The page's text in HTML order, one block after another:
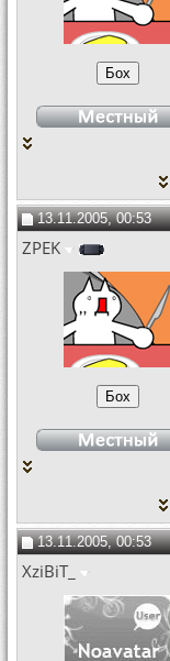
13.11.2005, 00:53
ZPEK
13.11.2005, 00:53
XziBiT_